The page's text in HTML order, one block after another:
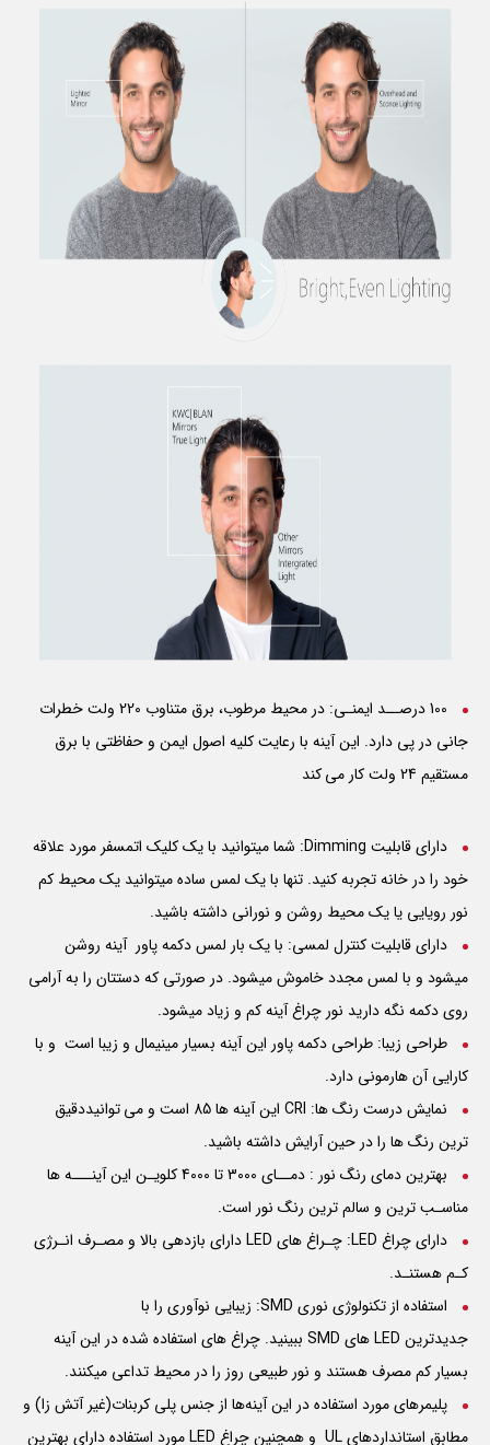
100 درصــد ایمنـی: در محیط مرطوب، برق متناوب 220 ولت خطرات
جانی در پی دارد. این آینه با رعایت کلیه اصول ایمن و حفاظتی با برق
مستقیم 24 ولت کار می کند
دارای قابلیت Dimming: شما میتوانید با یک کلیک اتمسفر مورد علاقه
خود را در خانه تجربه کنید. تنها با یک لمس ساده میتوانید یک محیط کم
نور رویایی یا یک محیط روشن و نورانی داشته باشید.
دارای قابلیت کنترل لمسی: با یک بار لمس دکمه پاور آینه روشن
میشود و با لمس مجدد خاموش میشود. در صورتی که دستتان را به آرامی
روی دکمه نگه دارید نور چراغ آینه کم و زیاد میشود.
طراحی زیبا: طراحی دکمه پاور این آینه بسیار مینیمال و زیبا است و با
کارایی آن هارمونی دارد.
نمایش درست رنگ ها: CRI
این آینه ها 85 است و می توانیددقیق
ترین رنگ ها را در حین آرایش داشته باشید.
بهترین دمای رنگ نور : دمــای 3000 تا 4000 کلویـن این آینـــه ها
مناسـب ترین و سالم ترین رنگ نور است.
دارای چراغ LED: چـراغ های
LEDدارای بازدهی بالا و مصـرف انـرژی
کـم هستنـد.
استفاده از تکنولوژی نوری SMD: زیبایی نوآوری را با
جدیدترین LEDهای SMD ببینید. چراغ های استفاده شده در این آینه
بسیار کم مصرف هستند و نور طبیعی روز را در محیط تداعی میکنند.
پلیمرهای مورد استفاده در این آینه‌ها از جنس پلی کربنات(غیر آتش زا) و
مطابق استانداردهایUL و همچنین چراغ LEDمورد استفاده دارای بهترین